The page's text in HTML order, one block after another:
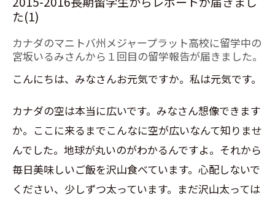
た(1)
カナダのマニトバ州メジャープラット高校に留学中の
宮坂いるみさんから１回目の留学報告が届きました。
こんにちは、みなさんお元気ですか。私は元気です。
カナダの空は本当に広いです。みなさん想像できます
か。ここに来るまでこんなに空が広いなんて知りませ
んでした。地球が丸いのがわかるんですよ。それから
毎日美味しいご飯を沢山食べています。心配しないで
ください、少しずつ太っています。まだ沢山太っては